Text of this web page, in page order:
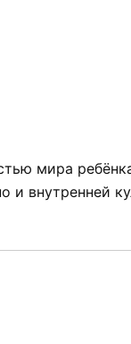
мира
внутренней